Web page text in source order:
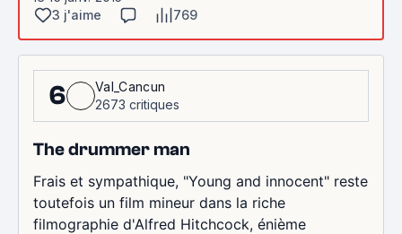
3 j'aime
769
6
Val_Cancun
2673 critiques
The drummer man
Frais et sympathique, "Young and innocent" reste
toutefois un film mineur dans la riche
filmographie d'Alfred Hitchcock, énième